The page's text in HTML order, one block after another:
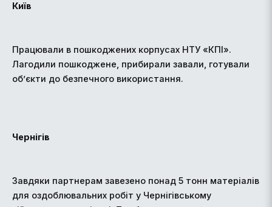
Київ
Працювали в пошкоджених корпусах НТУ «КПІ».
Лагодили пошкоджене, прибирали завали, готували
об’єкти до безпечного використання.
Чернігів
Завдяки партнерам завезено понад 5 тонн матеріалів
для оздоблювальних робіт у Чернігівському